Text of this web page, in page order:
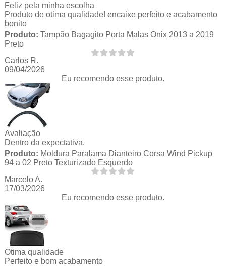
Feliz pela minha escolha
Produto de otima qualidade! encaixe perfeito e acabamento
bonito
Produto: Tampão Bagagito Porta Malas Onix 2013 a 2019
Preto
Carlos R.
09/04/2026
Eu recomendo esse produto.
Avaliação
Dentro da expectativa.
Produto: Moldura Paralama Dianteiro Corsa Wind Pickup
94 a 02 Preto Texturizado Esquerdo
Marcelo A.
17/03/2026
Eu recomendo esse produto.
Otima qualidade
Perfeito e bom acabamento